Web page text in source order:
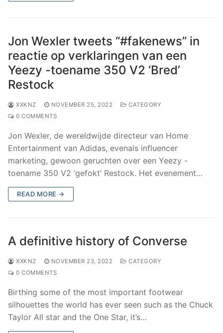
Jon Wexler tweets “#fakenews” in
reactie op verklaringen van een
Yeezy -toename 350 V2 ‘Bred’
Restock
XXKNZ NOVEMBER 25, 2022
CATEGORY
0 COMMENTS
Jon Wexler, de wereldwijde directeur van Home
Entertainment van Adidas, evenals influencer
marketing, gewoon geruchten over een Yeezy -
toename 350 V2 ‘gefokt’ Restock. Het evenement…
READ MORE →
A definitive history of Converse
XXKNZ NOVEMBER 23, 2022
CATEGORY
0 COMMENTS
Birthing some of the most important footwear
silhouettes the world has ever seen such as the Chuck
Taylor All star and the One Star, it’s…